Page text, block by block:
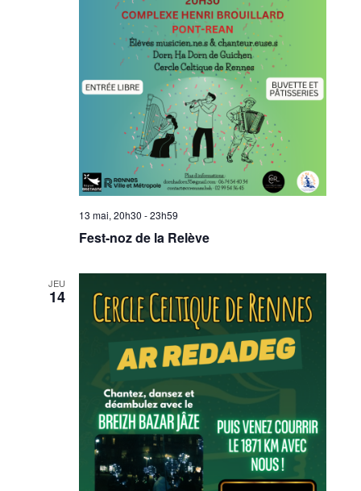
13 mai, 20h30 -23h59
Fest-noz de la Relève
JEU
14